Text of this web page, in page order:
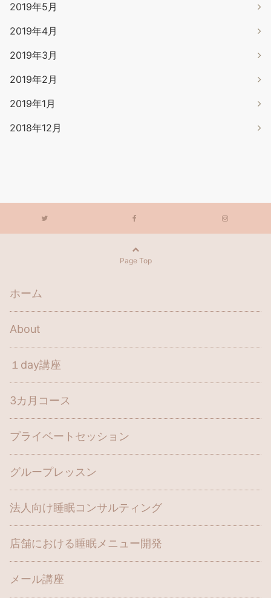
2019年5月
2019年4月
2019年3月
2019年2月
2019年1月
2018年12月
Page Top
ホーム
About
１day講座
3カ月コース
プライベートセッション
グループレッスン
法人向け睡眠コンサルティング
店舗における睡眠メニュー開発
メール講座